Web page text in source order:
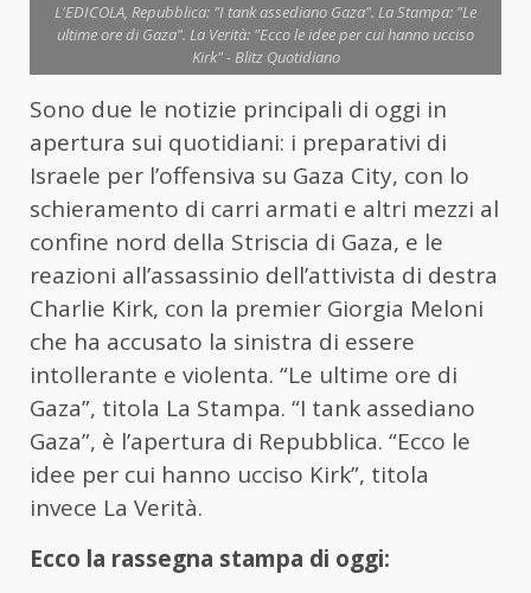
L'EDICOLA, Repubblica: "I tank assediano Gaza". La Stampa: "Le
ultime ore di Gaza". La Verità: "Ecco le idee per cui hanno ucciso
Kirk" - Blitz Quotidiano
Sono due le notizie principali di oggi in
apertura sui quotidiani: i preparativi di
Israele per l’offensiva su Gaza City, con lo
schieramento di carri armati e altri mezzi al
confine nord della Striscia di Gaza, e le
reazioni all’assassinio dell’attivista di destra
Charlie Kirk, con la premier Giorgia Meloni
che ha accusato la sinistra di essere
intollerante e violenta. “Le ultime ore di
Gaza”, titola La Stampa. “I tank assediano
Gaza”, è l’apertura di Repubblica. “Ecco le
idee per cui hanno ucciso Kirk”, titola
invece La Verità.
Ecco la rassegna stampa di oggi: